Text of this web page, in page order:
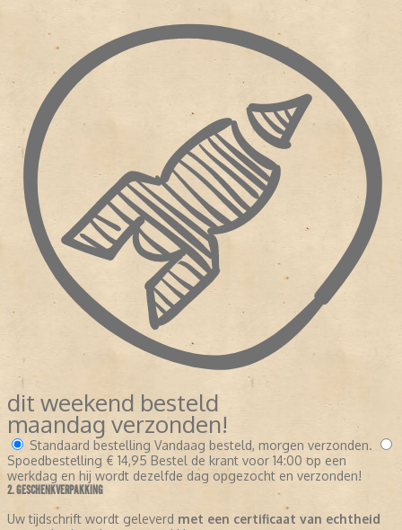
dit weekend besteld
maandag verzonden!
Standaard bestelling Vandaag besteld, morgen verzonden.
Spoedbestelling € 14,95 Bestel de krant voor 14:00 op een
werkdag en hij wordt dezelfde dag opgezocht en verzonden!
2. GESCHENKVERPAKKING
Uw tijdschrift wordt geleverd met een certificaat van echtheid